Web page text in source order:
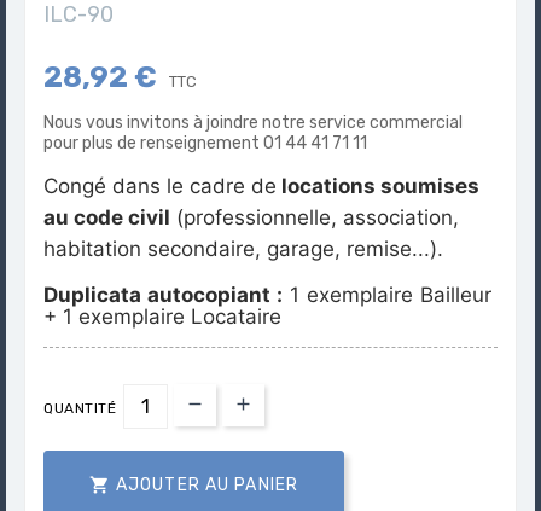
ILC-90
28,92 € TTC
Nous vous invitons à joindre notre service commercial
pour plus de renseignement 01 44 41 71 11
Congé dans le cadre de locations soumises
au code civil (professionnelle, association,
habitation secondaire, garage, remise...).
Duplicata autocopiant : 1 exemplaire Bailleur
+ 1 exemplaire Locataire
QUANTITÉ
 AJOUTER AU PANIER